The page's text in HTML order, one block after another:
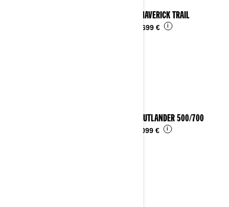
2025 MAVERICK TRAIL
16.699 € i
2025 OUTLANDER 500/700
11.099 € i